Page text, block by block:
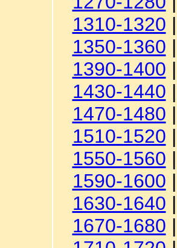
1310-1320 |
1350-1360 |
1390-1400 |
1430-1440 |
1470-1480 |
1510-1520 |
1550-1560 |
1590-1600 |
1630-1640 |
1670-1680 |